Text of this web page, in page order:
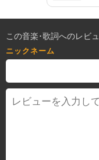
この音楽･歌詞へのレビ
ニックネーム